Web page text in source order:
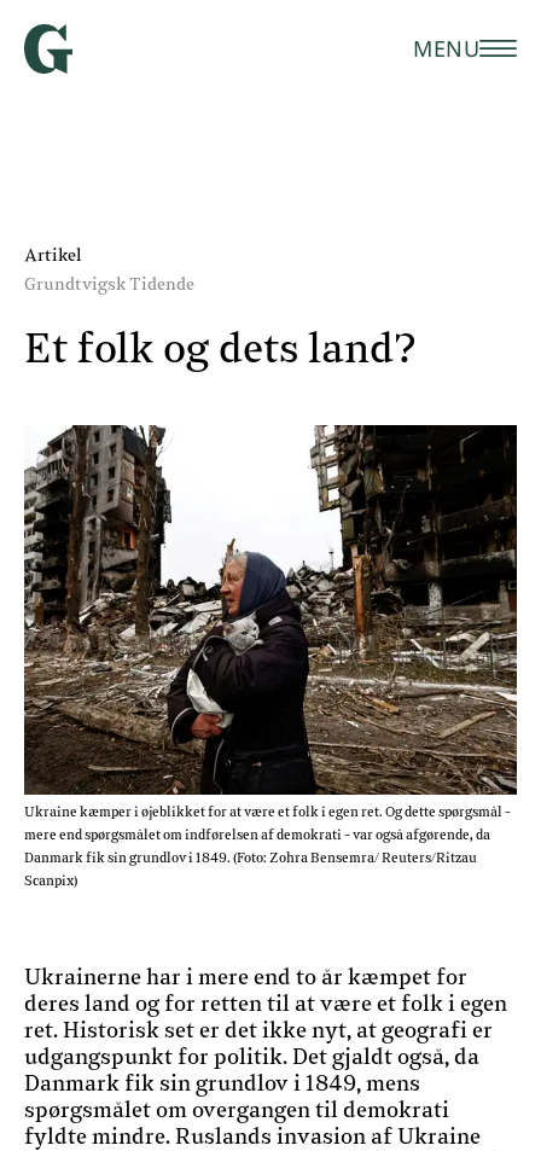
MENU
Artikel
Grundtvigsk Tidende
Et folk og dets land?
Ukraine kæmper i øjeblikket for at være et folk i egen ret. Og dette spørgsmål -
mere end spørgsmålet om indførelsen af demokrati - var også afgørende, da
Danmark fik sin grundlov i 1849. (Foto: Zohra Bensemra/ Reuters/Ritzau
Scanpix)
Ukrainerne har i mere end to år kæmpet for
deres land og for retten til at være et folk i egen
ret. Historisk set er det ikke nyt, at geografi er
udgangspunkt for politik. Det gjaldt også, da
Danmark fik sin grundlov i 1849, mens
spørgsmålet om overgangen til demokrati
fyldte mindre. Ruslands invasion af Ukraine